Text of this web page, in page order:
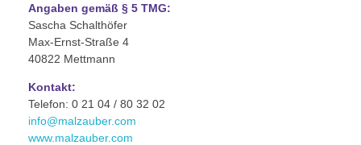
Live Online Kinder
Live Online Jugendliche
Angaben gemäß § 5 TMG:
Sascha Schalthöfer
Max-Ernst-Straße 4
40822 Mettmann
Kontakt:
Telefon: 0 21 04 / 80 32 02
info@malzauber.com
www.malzauber.com